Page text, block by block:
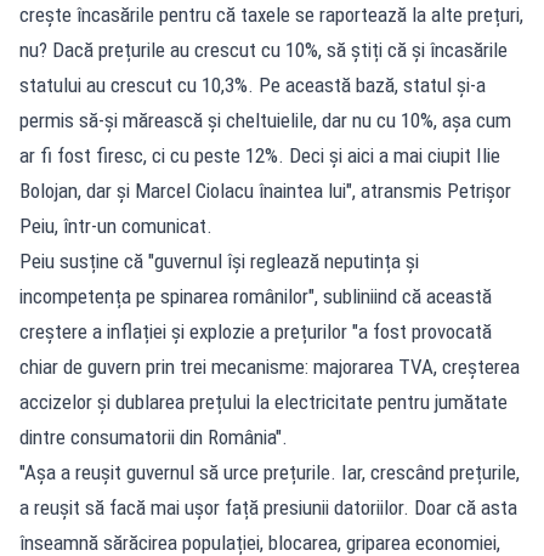
crește încasările pentru că taxele se raportează la alte prețuri,
nu? Dacă prețurile au crescut cu 10%, să știți că și încasările
statului au crescut cu 10,3%. Pe această bază, statul și-a
permis să-și mărească și cheltuielile, dar nu cu 10%, așa cum
ar fi fost firesc, ci cu peste 12%. Deci și aici a mai ciupit Ilie
Bolojan, dar și Marcel Ciolacu înaintea lui", atransmis Petrișor
Peiu, într-un comunicat.
Peiu susține că "guvernul își reglează neputința și
incompetența pe spinarea românilor", subliniind că această
creștere a inflației și explozie a prețurilor "a fost provocată
chiar de guvern prin trei mecanisme: majorarea TVA, creșterea
accizelor și dublarea prețului la electricitate pentru jumătate
dintre consumatorii din România".
"Așa a reușit guvernul să urce prețurile. Iar, crescând prețurile,
a reușit să facă mai ușor față presiunii datoriilor. Doar că asta
înseamnă sărăcirea populației, blocarea, griparea economiei,